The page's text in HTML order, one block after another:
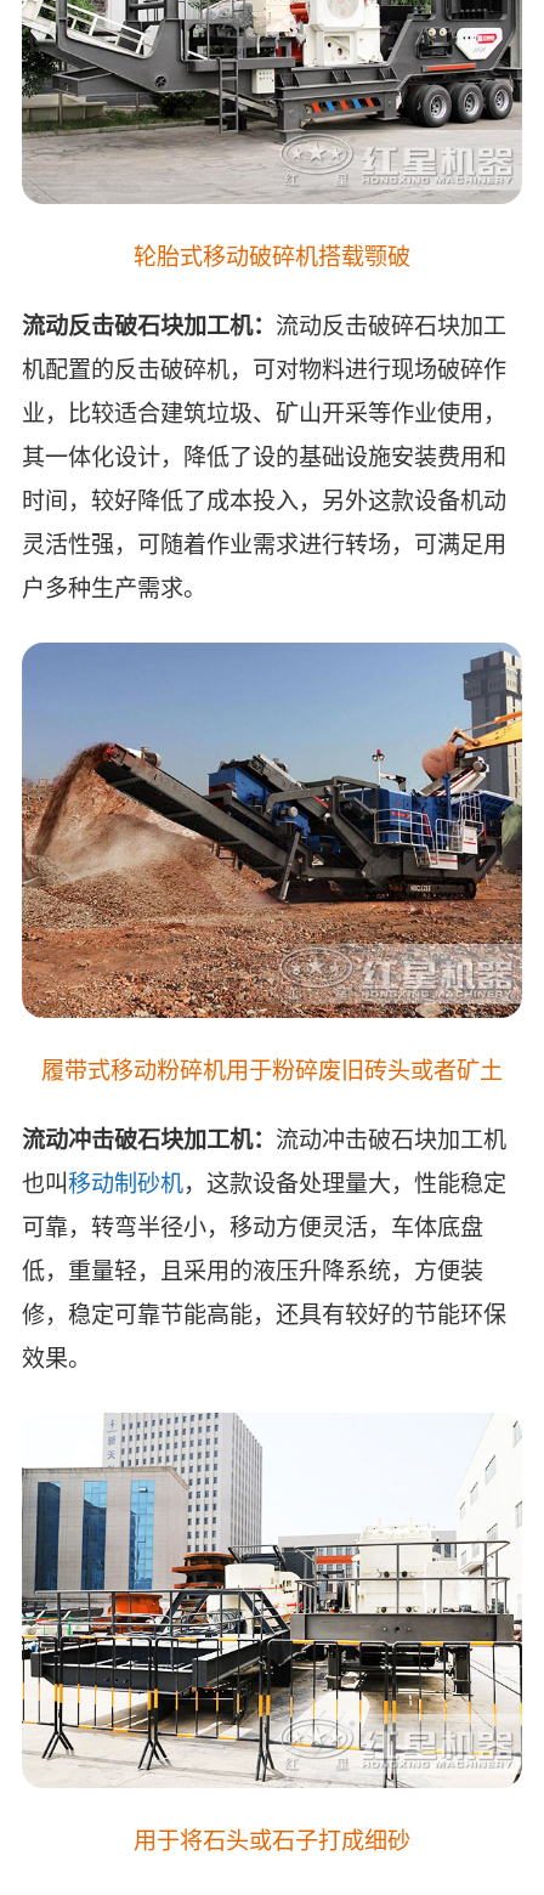
轮胎式移动破碎机搭载颚破
流动反击破石块加工机： 流动反击破碎石块加工
机配置的反击破碎机，可对物料进行现场破碎作
业，比较适合建筑垃圾、矿山开采等作业使用，
其一体化设计，降低了设的基础设施安装费用和
时间，较好降低了成本投入，另外这款设备机动
灵活性强，可随着作业需求进行转场，可满足用
户多种生产需求。
履带式移动粉碎机用于粉碎废旧砖头或者矿土
流动冲击破石块加工机： 流动冲击破石块加工机
也叫移动制砂机，这款设备处理量大，性能稳定
可靠，转弯半径小，移动方便灵活，车体底盘
低，重量轻，且采用的液压升降系统，方便装
修，稳定可靠节能高能，还具有较好的节能环保
效果。
用于将石头或石子打成细砂